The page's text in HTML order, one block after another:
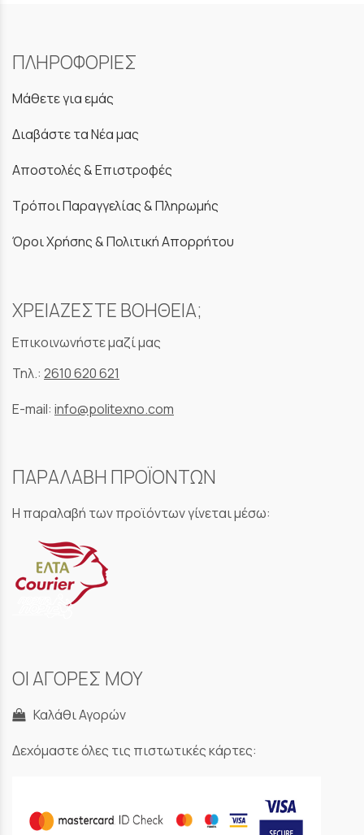
ΠΛΗΡΟΦΟΡΙΕΣ
Μάθετε για εμάς
Διαβάστε τα Νέα μας
Αποστολές & Επιστροφές
Τρόποι Παραγγελίας & Πληρωμής
Όροι Χρήσης & Πολιτική Απορρήτου
ΧΡΕΙΑΖΕΣΤΕ ΒΟΗΘΕΙΑ;
Επικοινωνήστε μαζί μας
Τηλ.: 2610 620 621
E-mail: info@politexno.com
ΠΑΡΑΛΑΒΗ ΠΡΟΪΟΝΤΩΝ
Η παραλαβή των προϊόντων γίνεται μέσω:
ΟΙ ΑΓΟΡΕΣ ΜΟΥ
Καλάθι Αγορών
Δεχόμαστε όλες τις πιστωτικές κάρτες: